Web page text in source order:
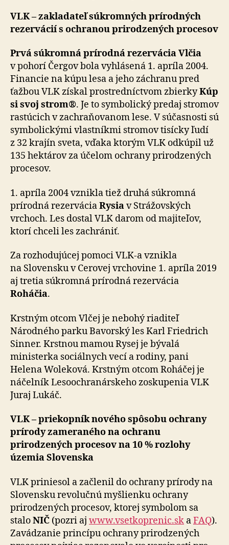
VLK – zakladateľ súkromných prírodných
rezervácií s ochranou prirodzených procesov
Prvá súkromná prírodná rezervácia Vlčia
v pohorí Čergov bola vyhlásená 1. apríla 2004.
Financie na kúpu lesa a jeho záchranu pred
ťažbou VLK získal pro­stred­níc­tvom zbierkyKúp
si svoj strom®. Je to symbolický predaj stromov
rastúcich v zachraňovanom lese. V sú­čas­nosti sú
symbolickými vlastníkmi stromov tisícky ľudí
z 32 krajín sveta, vďaka ktorým VLK odkúpil už
135 hektárov za účelom ochrany prirodzených
procesov.
1. apríla 2004 vznikla tiež druhá súkromná
prírodná rezerváciaRysiav Strážovských
vrchoch. Les dostal VLK darom od majiteľov,
ktorí chceli les zachrániť.
Za rozhodujúcej pomoci VLK-a vznikla
na Slovensku v Cerovej vrchovine 1. apríla 2019
aj tretia súkromná prírodná rezervácia
Roháčia.
Krstným otcom Vlčej je nebohý riaditeľ
Národného parku Bavorský les Karl Friedrich
Sinner. Krstnou mamou Rysej je bývalá
ministerka sociálnych vecí a rodiny, pani
Helena Woleková. Krstným otcom Roháčej je
náčelník Leso­och­ra­nárskeho zoskupenia VLK
Juraj Lukáč.
VLK – priekopník nového spôsobu ochrany
prírody zameraného na ochranu
prirodzených procesov na 10 % rozlohy
územia Slovenska
VLK priniesol a začlenil do ochrany prírody na
Slovensku revolučnú myšlienku ochrany
prirodzených procesov, ktorej symbolom sa
staloNIČ (pozri aj www.vset­ko­pre­nic.sk aFAQ).
Zavádzanie princípu ochrany prirodzených